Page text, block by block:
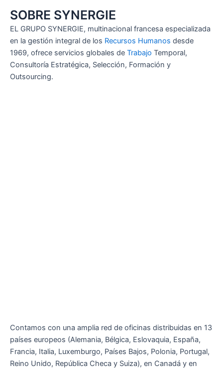
SOBRE SYNERGIE
EL GRUPO SYNERGIE, multinacional francesa especializada
en la gestión integral de los Recursos Humanos desde
1969, ofrece servicios globales de Trabajo Temporal,
Consultoría Estratégica, Selección, Formación y
Outsourcing.
Contamos con una amplia red de oficinas distribuidas en 13
países europeos (Alemania, Bélgica, Eslovaquia, España,
Francia, Italia, Luxemburgo, Países Bajos, Polonia, Portugal,
Reino Unido, República Checa y Suiza), en Canadá y en